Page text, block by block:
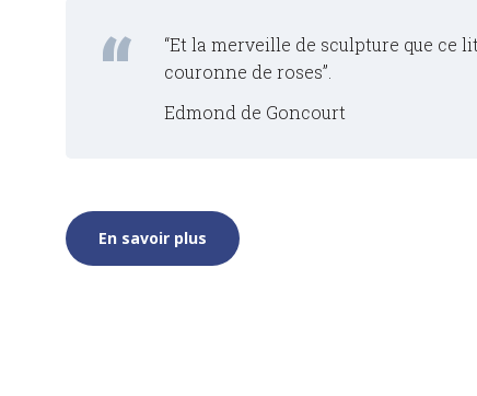
“Et la merveille de sculpture que ce
couronne de roses”.
Edmond de Goncourt
En savoir plus